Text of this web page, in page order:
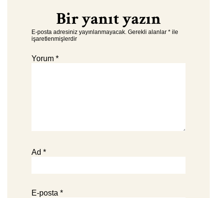
Bir yanıt yazın
E-posta adresiniz yayınlanmayacak. Gerekli alanlar * ile
işaretlenmişlerdir
Yorum *
Ad *
E-posta *